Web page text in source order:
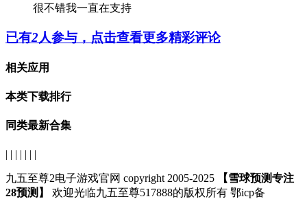
很不错我一直在支持
已有2人参与，点击查看更多精彩评论
相关应用
本类下载排行
同类最新合集
| | | | | | |
九五至尊2电子游戏官网 copyright 2005-2025
【雪球预测专注
28预测】
欢迎光临九五至尊517888的版权所有 鄂icp备